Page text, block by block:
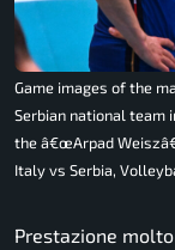
Game images of the
Serbian national team
the â€œArpad
Italy vs Serbia,
Prestazione